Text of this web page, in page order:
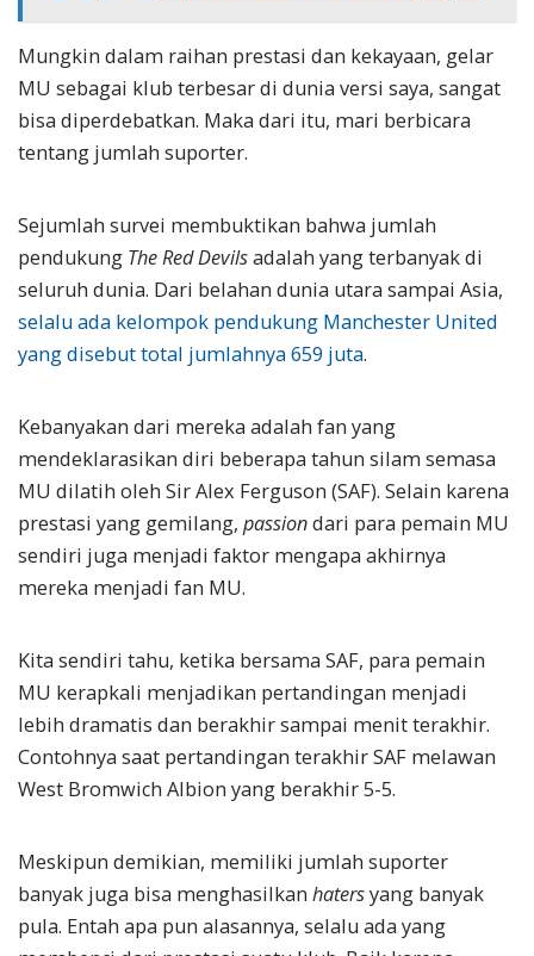
Mungkin dalam raihan prestasi dan kekayaan, gelar
MU sebagai klub terbesar di dunia versi saya, sangat
bisa diperdebatkan. Maka dari itu, mari berbicara
tentang jumlah suporter.
Sejumlah survei membuktikan bahwa jumlah
pendukung The Red Devilsadalah yang terbanyak di
seluruh dunia. Dari belahan dunia utara sampai Asia,
selalu ada kelompok pendukung Manchester United
yang disebut total jumlahnya 659 juta.
Kebanyakan dari mereka adalah fan yang
mendeklarasikan diri beberapa tahun silam semasa
MU dilatih oleh Sir Alex Ferguson (SAF). Selain karena
prestasi yang gemilang, passiondari para pemain MU
sendiri juga menjadi faktor mengapa akhirnya
mereka menjadi fan MU.
Kita sendiri tahu, ketika bersama SAF, para pemain
MU kerapkali menjadikan pertandingan menjadi
lebih dramatis dan berakhir sampai menit terakhir.
Contohnya saat pertandingan terakhir SAF melawan
West Bromwich Albion yang berakhir 5-5.
Meskipun demikian, memiliki jumlah suporter
banyak juga bisa menghasilkan hatersyang banyak
pula. Entah apa pun alasannya, selalu ada yang